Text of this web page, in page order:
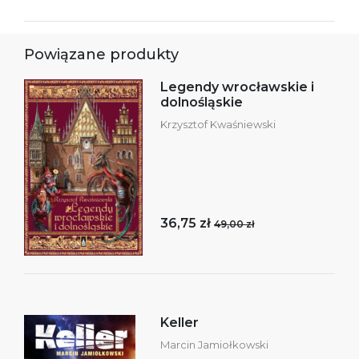
Powiązane produkty
Legendy wrocławskie i
dolnośląskie
Krzysztof Kwaśniewski
36,75 zł 49,00 zł
Keller
Marcin Jamiołkowski